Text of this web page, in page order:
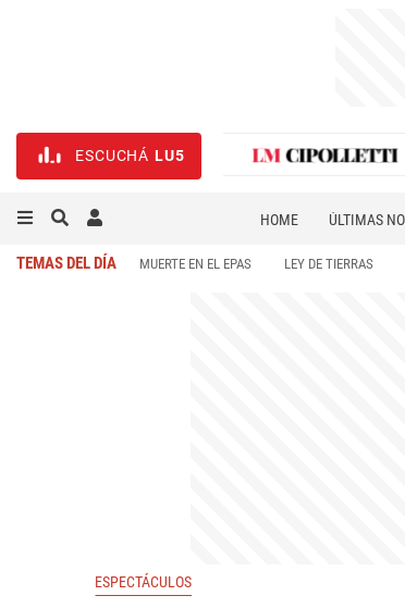
ESCUCHÁ LU5
HOME ÚLTIMAS
TEMAS DEL DÍA MUERTE EN EL EPAS LEY DE TIERRAS
ESPECTÁCULOS